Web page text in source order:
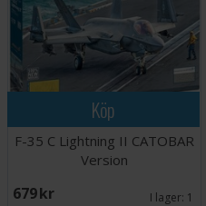
Köp
F-35 C Lightning II CATOBAR
Version
679 SEK I lager: 1